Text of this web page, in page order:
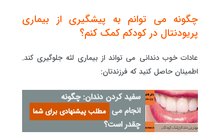
چگونه می توانم به پیشگیری از بیماری
پریودنتال در کودکم کمک کنم؟
عادات خوب دندانی می تواند از بیماری لثه جلوگیری کند.
اطمینان حاصل کنید که فرزندتان:
سفید کردن دندان: چگونه
انجام می گیرد و هزینه آن
چقدر است؟
مطلب پیشنهادی برای شما